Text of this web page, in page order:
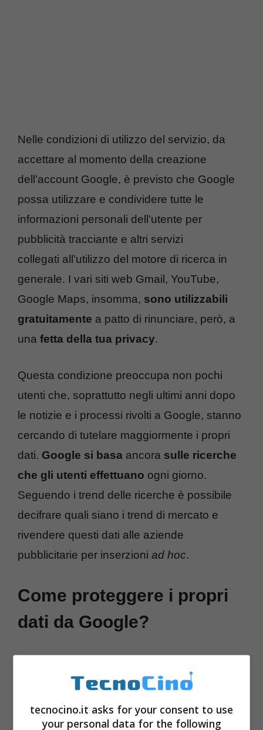
Nelle condizioni di utilizzo del servizio, da
accettare al momento della creazione
dell’account Google, è previsto che Google
possa utilizzare e condividere tutte le
informazioni personali dell’utente per
pubblicità tracciante e altri servizi
collegati all’utilizzo del motore di ricerca in
generale. I vari siti web Gmail, YouTube,
Google Maps, insomma, sono utilizzabili
gratuitamente a patto di rinunciare, però, a
una fetta della tua privacy.
Questa condizione preoccupa non pochi
utenti che, soprattutto negli ultimi anni dopo
le notizie e i processi rivolti a Google, stanno
cercando di tutelare maggiormente i propri
dati. Google si basa ancora sulle ricerche
che gli utenti effettuano ogni giorno.
Seguendo i trend delle ricerche è possibile
decifrare quali siano i trend di mercato e
rivendere questi dati alle aziende
pubblicitarie per inserzioni ad hoc.
Come proteggere i propri
dati da Google?
tecnocino.it asks for your consent to use
your personal data for the following